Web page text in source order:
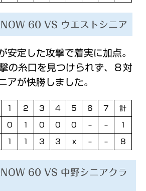
60 VS ウエストシニア
安定した攻撃で着実に加点。
の糸口を見つけられず、８対
アが快勝しました。
1 2 3 4 5 6 7 計
0 1 0 0 0 – – 1
1 1 3 3 x – – 8
60 VS 中野シニアクラ